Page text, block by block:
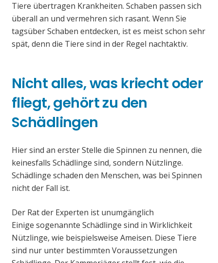
Tiere übertragen Krankheiten. Schaben passen sich
überall an und vermehren sich rasant. Wenn Sie
tagsüber Schaben entdecken, ist es meist schon sehr
spät, denn die Tiere sind in der Regel nachtaktiv.
Nicht alles, was kriecht oder
fliegt, gehört zu den
Schädlingen
Hier sind an erster Stelle die Spinnen zu nennen, die
keinesfalls Schädlinge sind, sondern Nützlinge.
Schädlinge schaden den Menschen, was bei Spinnen
nicht der Fall ist.
Der Rat der Experten ist unumgänglich
Einige sogenannte Schädlinge sind in Wirklichkeit
Nützlinge, wie beispielsweise Ameisen. Diese Tiere
sind nur unter bestimmten Voraussetzungen